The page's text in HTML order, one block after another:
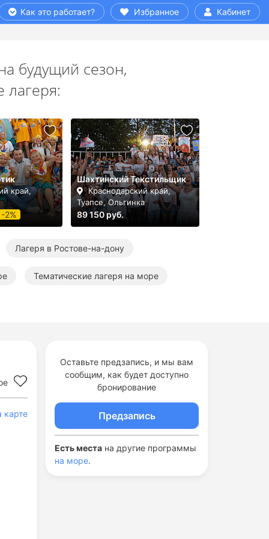
Как это работает? Избранное Кабинет
карте
Оставьте предзапись, и мы вам
сообщим, как будет доступно
бронирование
Предзапись
Есть места на другие программы
на море.
будущий сезон,
лагеря:
край,
-2%
Шахтинский Текстильщик
Краснодарский край,
Туапсе, Ольгинка
89 150 руб.
Лагеря в Ростове-на-дону
Тематические лагеря на море